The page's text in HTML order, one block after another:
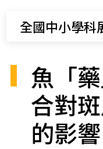
全國中小學科
魚「
合對
的影響